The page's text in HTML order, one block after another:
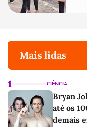
Mais lidas
1 CIÊNCIA
Bryan
até os
demais